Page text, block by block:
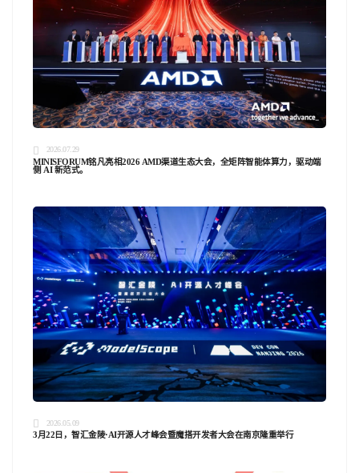
2026.07.29
MINISFORUM铭凡亮相2026 AMD渠道生态大会，全矩阵智能体算力，驱动端
侧 AI 新范式。
2026.05.09
3月22日，智汇金陵·AI开源人才峰会暨魔搭开发者大会在南京隆重举行